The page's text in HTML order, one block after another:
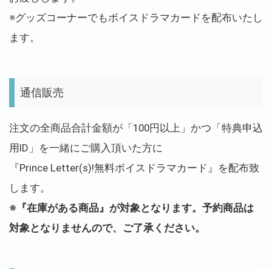
※グッズコーナーでもボイスドラマカードを配布いたし
ます。
通信販売
注文の全商品合計金額が「100円以上」かつ「特典申込
用ID」を一緒にご購入頂いた方に
『Prince Letter(s)!無料ボイスドラマカード』を配布致
します。
※『在庫がある商品』が対象となります。予約商品は
対象となりませんので、ご了承ください。